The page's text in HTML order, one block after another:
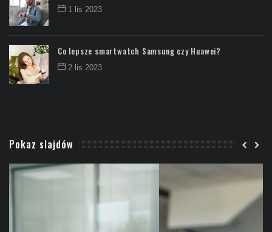
1 lis 2023
Co lepsze smartwatch Samsung czy Huawei?
2 lis 2023
Pokaz slajdów